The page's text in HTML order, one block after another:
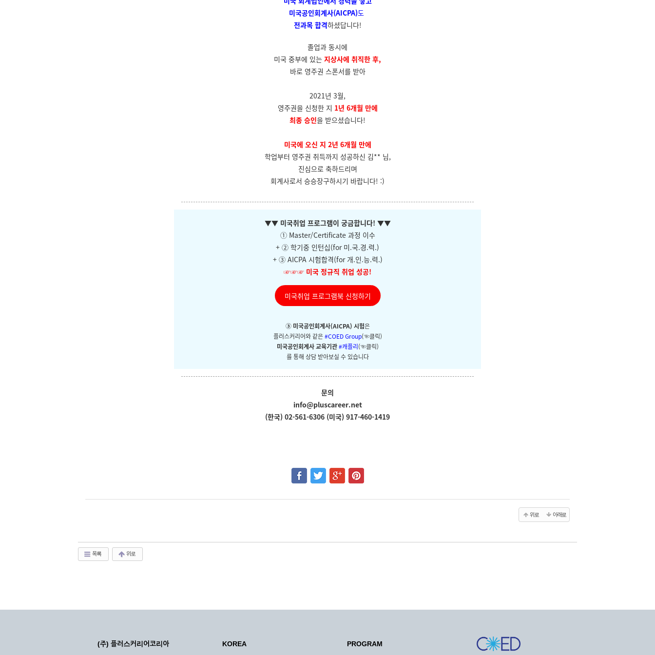
미국공인회계사(AICPA)도
전과목 합격하셨답니다!
졸업과 동시에
미국 중부에 있는 지상사에 취직한 후,
바로 영주권 스폰서를 받아
2021년 3월,
영주권을 신청한 지 1년 6개월 만에
최종 승인을 받으셨습니다!
미국에 오신 지 2년 6개월 만에
학업부터 영주권 취득까지 성공하신 김** 님,
진심으로 축하드리며
회계사로서 승승장구하시기 바랍니다! :)
▼▼ 미국취업 프로그램이 궁금합니다! ▼▼
① Master/Certificate 과정 이수
+ ② 학기중 인턴십(for 미.국.경.력.)
+ ③ AICPA 시험합격(for 개.인.능.력.)
☞☞☞ 미국 정규직 취업 성공!
미국취업 프로그램북 신청하기
③ 미국공인회계사(AICPA) 시험은
플러스커리어와 같은#COED Group(☜클릭)
미국공인회계사 교육기관#캐플리(☜클릭)
를 통해 상담 받아보실 수 있습니다
문의
info@pluscareer.net
(한국) 02-561-6306 (미국) 917-460-1419
위로 아래로
목록 위로
(주) 플러스커리어코리아 KOREA PROGRAM